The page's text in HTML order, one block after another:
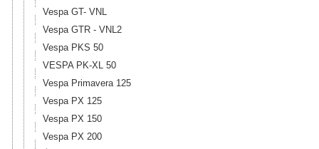
Vespa GT- VNL
Vespa GTR - VNL2
Vespa PKS 50
VESPA PK-XL 50
Vespa Primavera 125
Vespa PX 125
Vespa PX 150
Vespa PX 200